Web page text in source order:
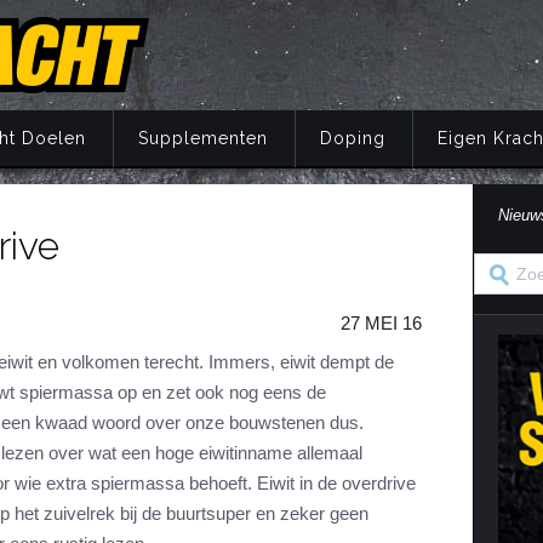
Trainingsprincipes
Krachtoefeningen Armen
Krachtoefeningen Borst
Krachtoefeningen Buik
Krachtoefeningen Rug
Koolhydraten
Vetten
Vocht
Vitaminen
Doelen
Supplementen
Herstel
Mentaal
Voeding
Supplementen
Supplementen Doping
Nuchtere feiten over doping
Veel gestelde vragen
Eigen
Eigen Kracht
27 MEI 16
en volkomen terecht. Immers, eiwit dempt de
spiermassa op en zet ook nog eens de
kwaad woord over onze bouwstenen dus.
over wat een hoge eiwitinname allemaal
wie extra spiermassa behoeft. Eiwit in de overdrive
het zuivelrek bij de buurtsuper en zeker geen